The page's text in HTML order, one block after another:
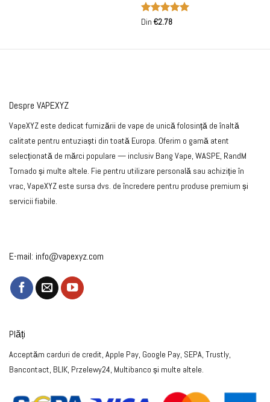
Evaluat la
Din €2.78
Despre VAPEXYZ
VapeXYZ este dedicat furnizării de vape de unică folosință de înaltă
calitate pentru entuziaști din toată Europa. Oferim o gamă atent
selecționată de mărci populare — inclusiv Bang Vape, WASPE, RandM
Tornado și multe altele. Fie pentru utilizare personală sau achiziție în
vrac, VapeXYZ este sursa dvs. de încredere pentru produse premium și
servicii fiabile.
E-mail: info@vapexyz.com
Plăți
Acceptăm carduri de credit, Apple Pay, Google Pay, SEPA, Trustly,
Bancontact, BLIK, Przelewy24, Multibanco și multe altele.